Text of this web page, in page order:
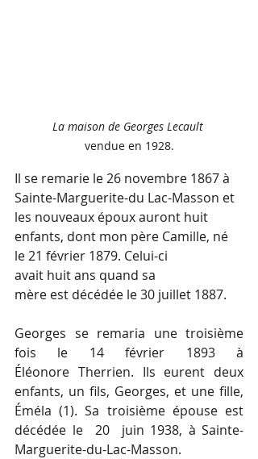
La maison de Georges Lecault
vendue en 1928.
Il se remarie le 26 novembre 1867 à
Sainte-Marguerite-du­ Lac-Masson et
les nouveaux époux auront huit
enfants, dont mon père Camille, né
le 21 février 1879. Celui-ci
avait huit ans quand sa
mère est décédée le 30 juillet 1887.
Georges se remaria une troisième
fois le 14 février 1893 à
Éléonore Therrien. Ils eurent deux
enfants, un fils, Georges, et une fille,
Éméla (1). Sa troisième épouse est
décédée le  20  juin 1938, à Sainte-
Marguerite-du-Lac-Masson.